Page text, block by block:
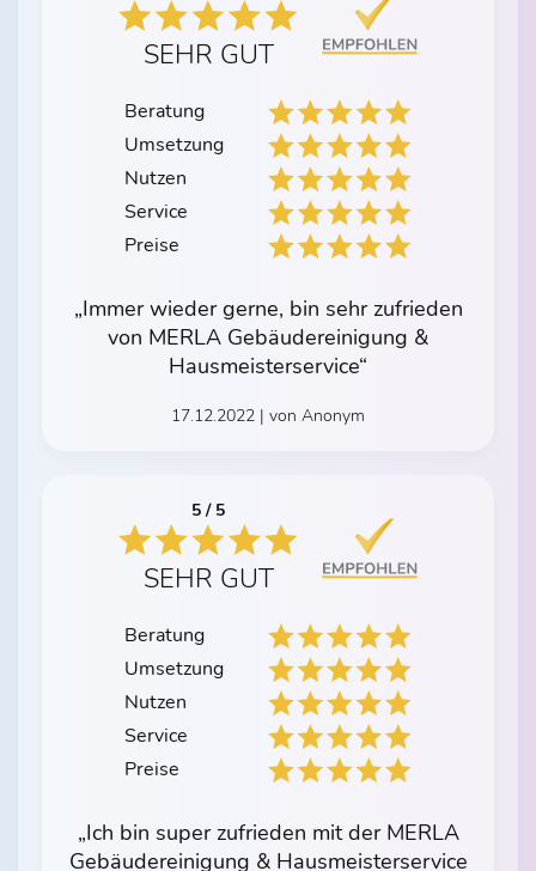
SEHR GUT
Beratung
Umsetzung
Nutzen
Service
Preise
„Immer wieder gerne, bin sehr zufrieden
von MERLA Gebäudereinigung &
Hausmeisterservice“
17.12.2022 | von Anonym
5 / 5
SEHR GUT
Beratung
Umsetzung
Nutzen
Service
Preise
„Ich bin super zufrieden mit der MERLA
Gebäudereinigung & Hausmeisterservice